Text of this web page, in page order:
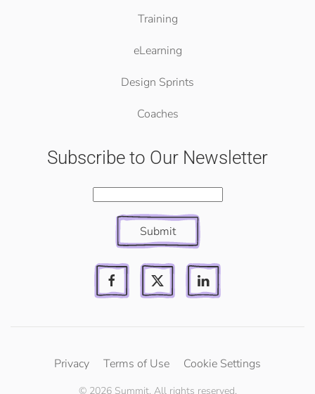
Training
eLearning
Design Sprints
Coaches
Subscribe to Our Newsletter
Submit
Privacy Terms of Use Cookie Settings
© 2026Summit. All rights reserved.